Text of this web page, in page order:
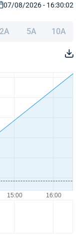
07/08/2026 - 16:30:02
2A 5A 10A